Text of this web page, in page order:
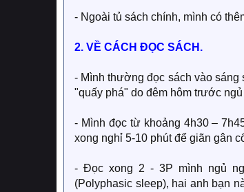
- Ngoài tủ sách chính, mình có
2. VỀ CÁCH ĐỌC SÁCH.
- Mình thường đọc sách vào
"quấy phá" do đêm hôm trước
- Mình đọc từ khoảng 4h30 –
xong nghỉ 5-10 phút để giãn gân
- Đọc xong 2 - 3P mình ngủ
(Polyphasic sleep), hai anh bạn